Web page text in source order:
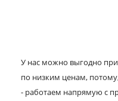
У нас можно выгодно
по низким ценам,
- работаем напрямую с